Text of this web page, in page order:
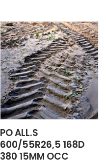
PO ALL.S
600/55R26,5 168D
380 15MM OCC